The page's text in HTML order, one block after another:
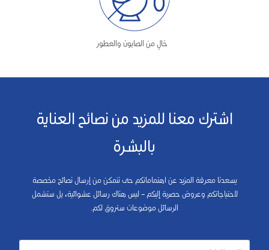
خالٍ من الصابون والعطور
اشترك معنا للمزيد من نصائح العناية
بالبشرة
يسعدنا معرفة المزيد عن اهتماماتكم حتى نتمكن من إرسال نصائح مخصصة
لاحتياجاتكم وعروض حصرية إليكم – ليس هناك رسائل عشوائية، بل ستشمل
الرسائل موضوعات ستروق لكم.